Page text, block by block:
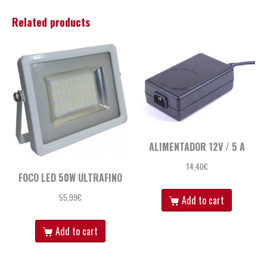
Related products
FOCO LED 50W ULTRAFINO
55,99€
Add to cart
ALIMENTADOR 12V / 5 A
14,40€
Add to cart